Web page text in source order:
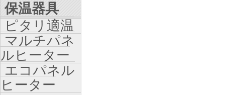
保温器具
ピタリ適温
マルチパネ
ルヒーター
エコパネル
ヒーター